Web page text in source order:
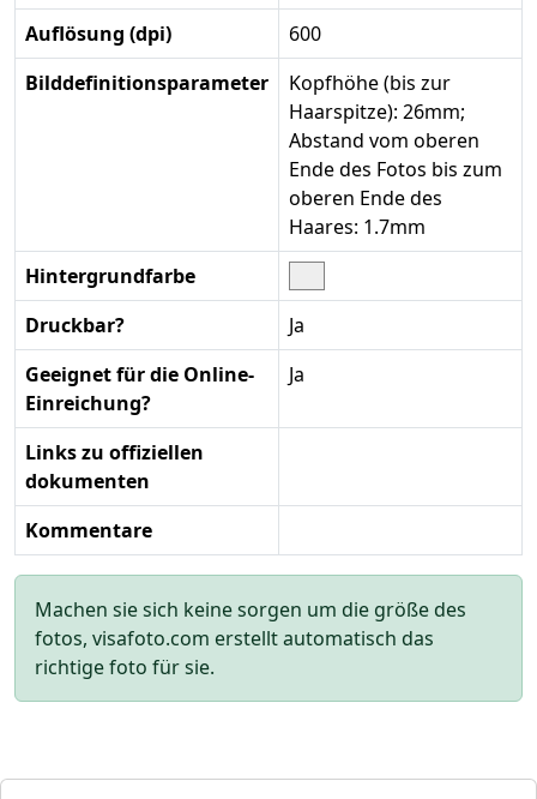
Auflösung (dpi)
600
Bilddefinitionsparameter
Kopfhöhe (bis zur
Haarspitze): 26mm;
Abstand vom oberen
Ende des Fotos bis zum
oberen Ende des
Haares: 1.7mm
Hintergrundfarbe
Druckbar?
Ja
Geeignet für die Online-
Einreichung?
Ja
Links zu offiziellen
dokumenten
Kommentare
Machen sie sich keine sorgen um die größe des
fotos, visafoto.com erstellt automatisch das
richtige foto für sie.